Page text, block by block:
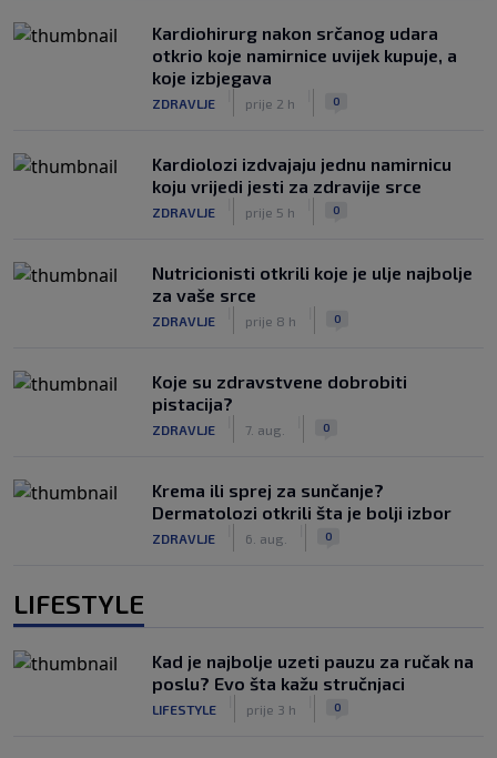
Kardiohirurg nakon srčanog udara
otkrio koje namirnice uvijek kupuje, a
koje izbjegava
ZDRAVLJE prije 2 h 0
Kardiolozi izdvajaju jednu namirnicu
koju vrijedi jesti za zdravije srce
ZDRAVLJE prije 5 h 0
Nutricionisti otkrili koje je ulje najbolje
za vaše srce
ZDRAVLJE prije 8 h 0
Koje su zdravstvene dobrobiti
pistacija?
ZDRAVLJE 7. aug. 0
Krema ili sprej za sunčanje?
Dermatolozi otkrili šta je bolji izbor
ZDRAVLJE 6. aug. 0
LIFESTYLE
Kad je najbolje uzeti pauzu za ručak na
poslu? Evo šta kažu stručnjaci
LIFESTYLE prije 3 h 0